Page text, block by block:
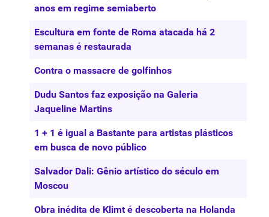
anos em regime semiaberto
Escultura em fonte de Roma atacada há 2
semanas é restaurada
Contra o massacre de golfinhos
Dudu Santos faz exposição na Galeria
Jaqueline Martins
1 + 1 é igual a Bastante para artistas plásticos
em busca de novo público
Salvador Dali: Gênio artístico do século em
Moscou
Obra inédita de Klimt é descoberta na Holanda